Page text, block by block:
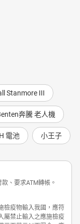
Stanmore III
奔騰 老人機
電池 小王子
、要求ATM轉帳。
檢疫物輸入我國，應符
屬禁止輸入之應施檢疫